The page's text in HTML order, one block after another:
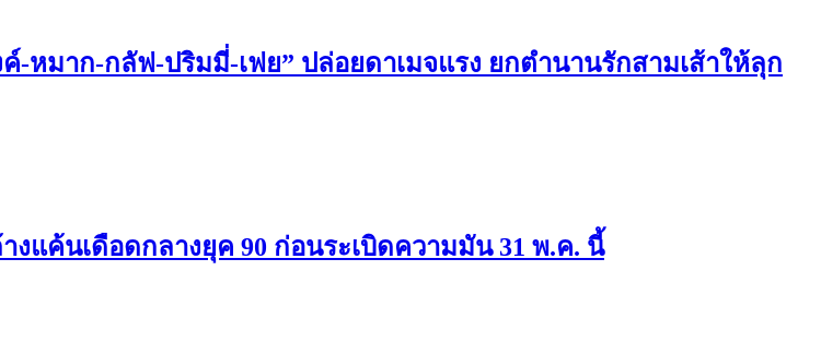
-หมาก-กลัฟ-ปริมมี่-เฟย” ปล่อยดาเมจแรง ยกตำนานรักสามเส้าให้ลุก
งแค้นเดือดกลางยุค 90 ก่อนระเบิดความมัน 31 พ.ค. นี้